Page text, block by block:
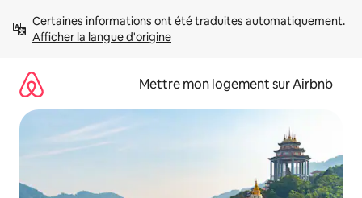
directement
Afficher la langue d'origine
Mettre mon logement sur Airbnb